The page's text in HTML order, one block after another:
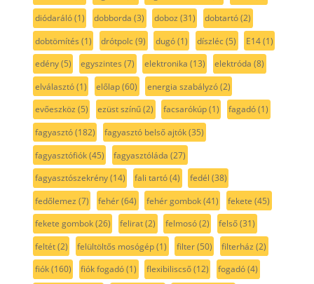
diódaráló(1) dobborda (3) doboz (31) dobtartó(2)
dobtömítés (1) drótpolc(9) dugó(1) díszléc(5) E14(1)
edény(5) egyszintes (7) elektronika (13) elektróda (8)
elválasztó(1) előlap(60) energia szabályzó(2)
evőeszköz (5) ezüst színű(2) facsarókúp(1) fagadó(1)
fagyasztó(182) fagyasztó belső ajtók(35)
fagyasztófiók(45) fagyasztóláda (27)
fagyasztószekrény(14) fali tartó(4) fedél (38)
fedőlemez (7) fehér(64) fehér gombok(41) fekete (45)
fekete gombok(26) felirat(2) felmosó(2) felső(31)
feltét(2) felültöltős mosógép(1) filter(50) filterház (2)
fiók(160) fiók fogadó(1) flexibiliscső(12) fogadó(4)